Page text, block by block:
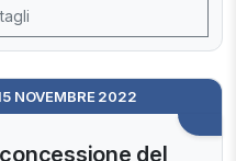
NOVEMBRE 2022
del